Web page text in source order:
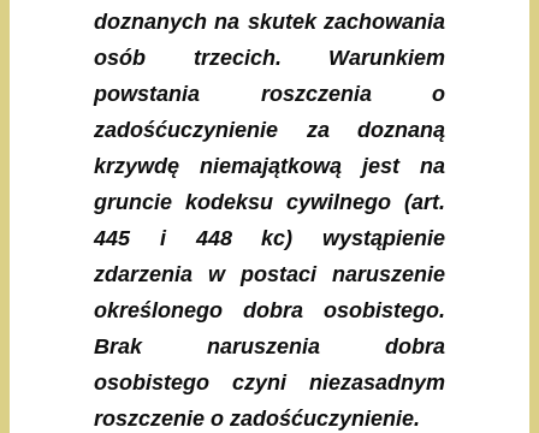
doznanych na skutek zachowania
osób trzecich. Warunkiem
powstania roszczenia o
zadośćuczynienie za doznaną
krzywdę niemajątkową jest na
gruncie kodeksu cywilnego (art.
445 i 448 kc) wystąpienie
zdarzenia w postaci naruszenie
określonego dobra osobistego.
Brak naruszenia dobra
osobistego czyni niezasadnym
roszczenie o zadośćuczynienie.